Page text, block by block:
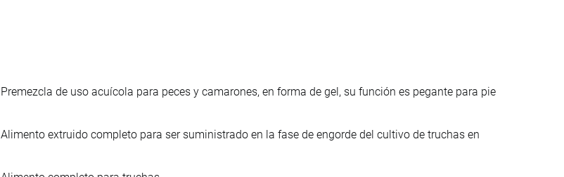
Premezcla de uso acuícola para peces y camarones, en forma de gel, su función es pegante para pie
Alimento extruido completo para ser suministrado en la fase de engorde del cultivo de truchas en